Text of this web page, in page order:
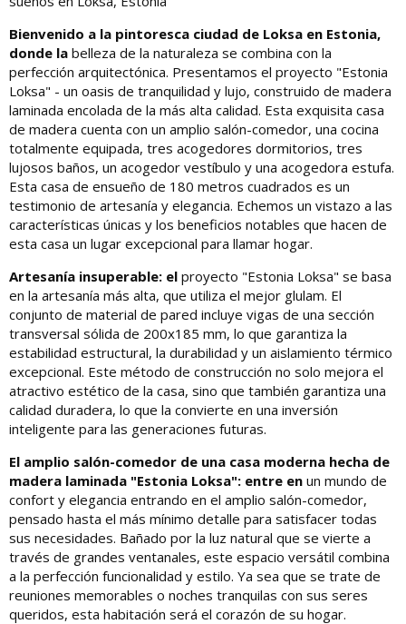
Bienvenido a la pintoresca ciudad de Loksa en Estonia,
donde la belleza de la naturaleza se combina con la
perfección arquitectónica. Presentamos el proyecto "Estonia
Loksa" - un oasis de tranquilidad y lujo, construido de madera
laminada encolada de la más alta calidad. Esta exquisita casa
de madera cuenta con un amplio salón-comedor, una cocina
totalmente equipada, tres acogedores dormitorios, tres
lujosos baños, un acogedor vestíbulo y una acogedora estufa.
Esta casa de ensueño de 180 metros cuadrados es un
testimonio de artesanía y elegancia. Echemos un vistazo a las
características únicas y los beneficios notables que hacen de
esta casa un lugar excepcional para llamar hogar.
Artesanía insuperable: el proyecto "Estonia Loksa" se basa
en la artesanía más alta, que utiliza el mejor glulam. El
conjunto de material de pared incluye vigas de una sección
transversal sólida de 200x185 mm, lo que garantiza la
estabilidad estructural, la durabilidad y un aislamiento térmico
excepcional. Este método de construcción no solo mejora el
atractivo estético de la casa, sino que también garantiza una
calidad duradera, lo que la convierte en una inversión
inteligente para las generaciones futuras.
El amplio salón-comedor de una casa moderna hecha de
madera laminada "Estonia Loksa": entre en un mundo de
confort y elegancia entrando en el amplio salón-comedor,
pensado hasta el más mínimo detalle para satisfacer todas
sus necesidades. Bañado por la luz natural que se vierte a
través de grandes ventanales, este espacio versátil combina
a la perfección funcionalidad y estilo. Ya sea que se trate de
reuniones memorables o noches tranquilas con sus seres
queridos, esta habitación será el corazón de su hogar.